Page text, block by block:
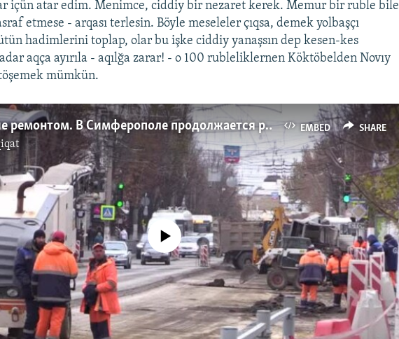
içün atar edim. Menimce, ciddiy bir nezaret kerek. Memur bir ruble bile
etmese - arqası terlesin. Böyle meseleler çıqsa, demek yolbaşçı
hadimlerini toplap, olar bu işke ciddiy yanaşsın dep kesen-kes
aqça ayırıla - aqılğa zarar! - o 100 rubleliklernen Köktöbelden Novıy
mümkün.
EMBED SHARE
Испытание ремонтом. В Симферополе продолжается реконструкция дорог (видео)
No media source currently available